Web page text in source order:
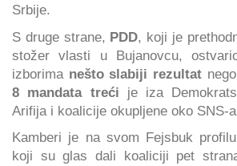
Srbije.
S druge strane, PDD, koji je
stožer vlasti u Bujanovcu,
izborima nešto slabiji rezultatnego
8 mandata treći je iza
Arifija i koalicije okupljene oko SNS-
Kamberi je na svom Fejsbuk profilu
koji su glas dali koaliciji pet